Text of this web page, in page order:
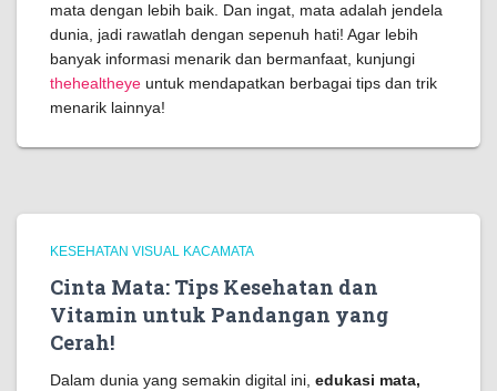
mata dengan lebih baik. Dan ingat, mata adalah jendela
dunia, jadi rawatlah dengan sepenuh hati! Agar lebih
banyak informasi menarik dan bermanfaat, kunjungi
thehealtheye untuk mendapatkan berbagai tips dan trik
menarik lainnya!
KESEHATAN VISUAL KACAMATA
Cinta Mata: Tips Kesehatan dan
Vitamin untuk Pandangan yang
Cerah!
Dalam dunia yang semakin digital ini, edukasi mata,